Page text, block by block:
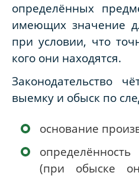
определённых
имеющих значение
при условии, что
кого они находятся.
Законодательство
выемку и обыск по
основание
(при обыске